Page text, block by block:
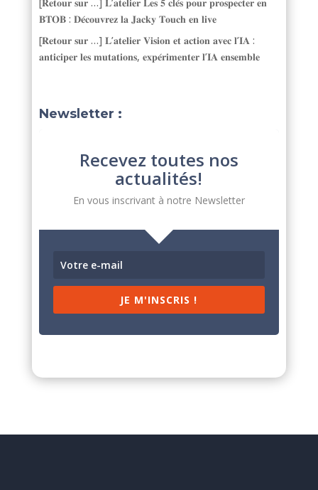
𝐁𝐓𝐎𝐁 : 𝐃𝐞́𝐜𝐨𝐮𝐯𝐫𝐞𝐳 𝐥𝐚 𝐉𝐚𝐜𝐤𝐲 𝐓𝐨𝐮𝐜𝐡 𝐞𝐧 𝐥𝐢𝐯𝐞
[𝐑𝐞𝐭𝐨𝐮𝐫 𝐬𝐮𝐫 …] 𝐋’𝐚𝐭𝐞𝐥𝐢𝐞𝐫 𝐕𝐢𝐬𝐢𝐨𝐧 𝐞𝐭 𝐚𝐜𝐭𝐢𝐨𝐧 𝐚𝐯𝐞𝐜 𝐥’𝐈𝐀 :
𝐚𝐧𝐭𝐢𝐜𝐢𝐩𝐞𝐫 𝐥𝐞𝐬 𝐦𝐮𝐭𝐚𝐭𝐢𝐨𝐧𝐬, 𝐞𝐱𝐩𝐞́𝐫𝐢𝐦𝐞𝐧𝐭𝐞𝐫 𝐥’𝐈𝐀 𝐞𝐧𝐬𝐞𝐦𝐛𝐥𝐞
Newsletter :
Recevez toutes nos
actualités!
En vous inscrivant à notre Newsletter
JE M'INSCRIS !